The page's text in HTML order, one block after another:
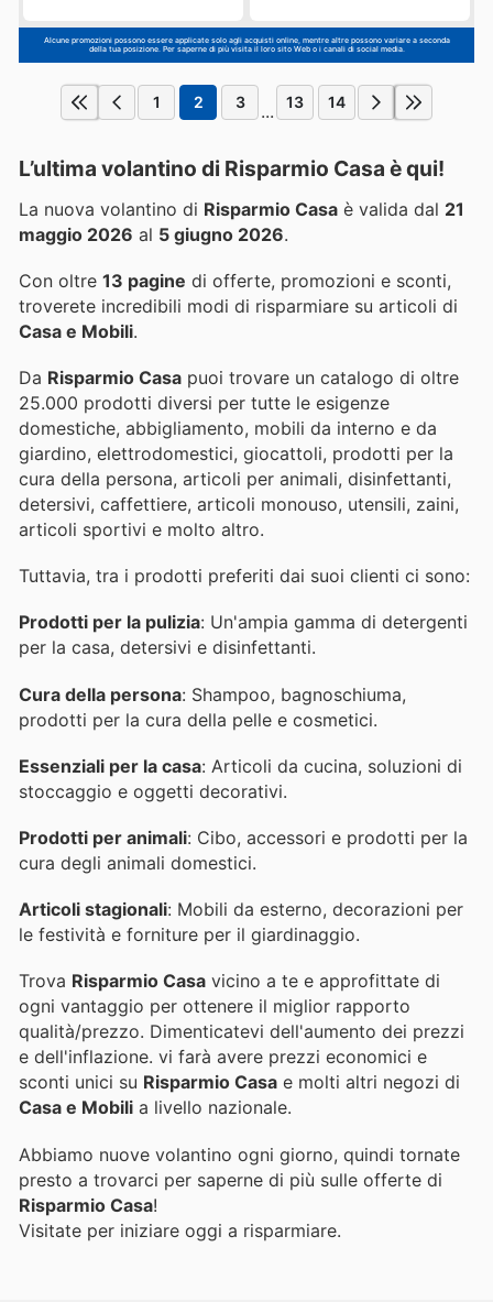
Alcune promozioni possono essere applicate solo agli acquisti online, mentre altre possono variare a seconda
della tua posizione. Per saperne di più visita il loro sito Web o i canali di social media.
1 2 3 ... 13 14
L’ultima volantino di Risparmio Casa è qui!
La nuova volantino di Risparmio Casa è valida dal 21
maggio 2026 al 5 giugno 2026.
Con oltre 13 pagine di offerte, promozioni e sconti,
troverete incredibili modi di risparmiare su articoli di
Casa e Mobili.
Da Risparmio Casa puoi trovare un catalogo di oltre
25.000 prodotti diversi per tutte le esigenze
domestiche, abbigliamento, mobili da interno e da
giardino, elettrodomestici, giocattoli, prodotti per la
cura della persona, articoli per animali, disinfettanti,
detersivi, caffettiere, articoli monouso, utensili, zaini,
articoli sportivi e molto altro.
Tuttavia, tra i prodotti preferiti dai suoi clienti ci sono:
Prodotti per la pulizia: Un'ampia gamma di detergenti
per la casa, detersivi e disinfettanti.
Cura della persona: Shampoo, bagnoschiuma,
prodotti per la cura della pelle e cosmetici.
Essenziali per la casa: Articoli da cucina, soluzioni di
stoccaggio e oggetti decorativi.
Prodotti per animali: Cibo, accessori e prodotti per la
cura degli animali domestici.
Articoli stagionali: Mobili da esterno, decorazioni per
le festività e forniture per il giardinaggio.
Trova Risparmio Casa vicino a te e approfittate di
ogni vantaggio per ottenere il miglior rapporto
qualità/prezzo. Dimenticatevi dell'aumento dei prezzi
e dell'inflazione. vi farà avere prezzi economici e
sconti unici su Risparmio Casa e molti altri negozi di
Casa e Mobili a livello nazionale.
Abbiamo nuove volantino ogni giorno, quindi tornate
presto a trovarci per saperne di più sulle offerte di
Risparmio Casa!
Visitate per iniziare oggi a risparmiare.